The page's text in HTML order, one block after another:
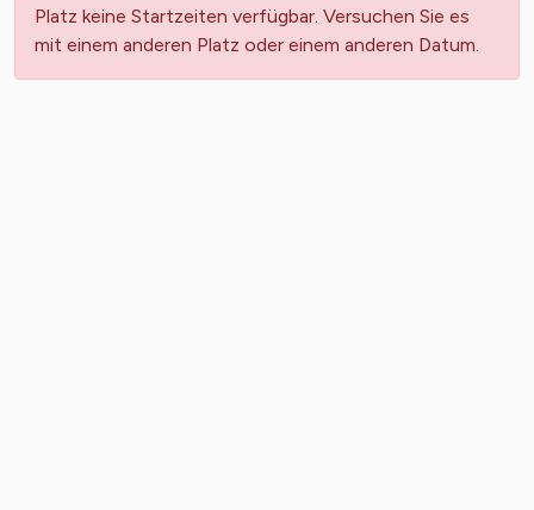
Platz keine Startzeiten verfügbar. Versuchen Sie es
mit einem anderen Platz oder einem anderen Datum.